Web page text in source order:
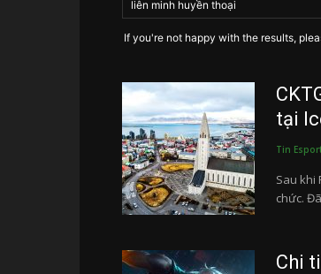
If you're not happy with the results,
tại
Tin
Sau khi
chức.
Chi